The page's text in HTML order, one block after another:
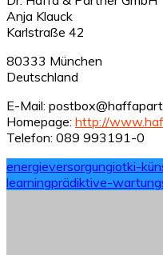
Anja Klauck
Karlstraße 42
80333 München
Deutschland
E-Mail:
Homepage: http://
Telefon: 089 993191-0
energieversorgungiotki-
learningprädiktive-wartung